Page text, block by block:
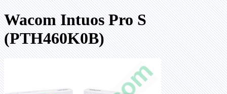
Wacom Intuos Pro S
(PTH460K0B)